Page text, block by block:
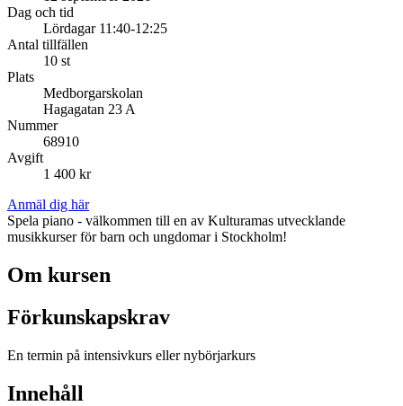
Dag och tid
Lördagar 11:40-12:25
Antal tillfällen
10 st
Plats
Medborgarskolan
Hagagatan 23 A
Nummer
68910
Avgift
1 400 kr
Anmäl dig här
Spela piano - välkommen till en av Kulturamas utvecklande
musikkurser för barn och ungdomar i Stockholm!
Om kursen
Förkunskapskrav
En termin på intensivkurs eller nybörjarkurs
Innehåll